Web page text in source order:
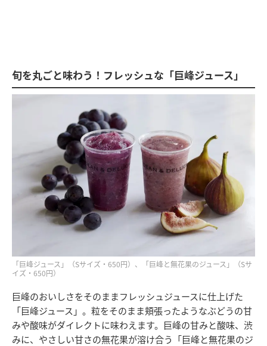
旬を丸ごと味わう！フレッシュな「巨峰ジュース」
「巨峰ジュース」（Sサイズ・650円）、「巨峰と無花果のジュース」（Sサ
イズ・650円）
巨峰のおいしさをそのままフレッシュジュースに仕上げた
「巨峰ジュース」。粒をそのまま頬張ったようなぶどうの甘
みや酸味がダイレクトに味わえます。巨峰の甘みと酸味、渋
みに、やさしい甘さの無花果が溶け合う「巨峰と無花果のジ